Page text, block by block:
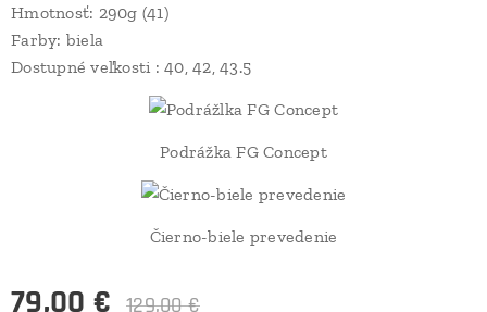
Hmotnosť: 290g (41)
Farby: biela
Dostupné veľkosti : 40, 42, 43.5
Podrážka FG Concept
Čierno-biele prevedenie
79,00 € 129,00€